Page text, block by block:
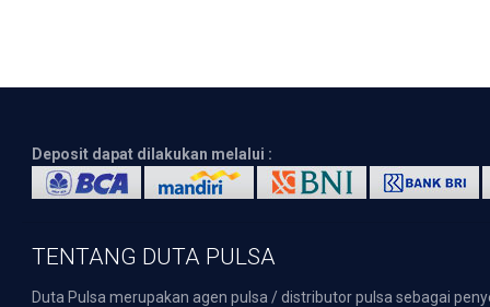
Deposit dapat dilakukan melalui :
TENTANG DUTA PULSA
Duta Pulsa merupakan agen pulsa / distributor pulsa sebagai